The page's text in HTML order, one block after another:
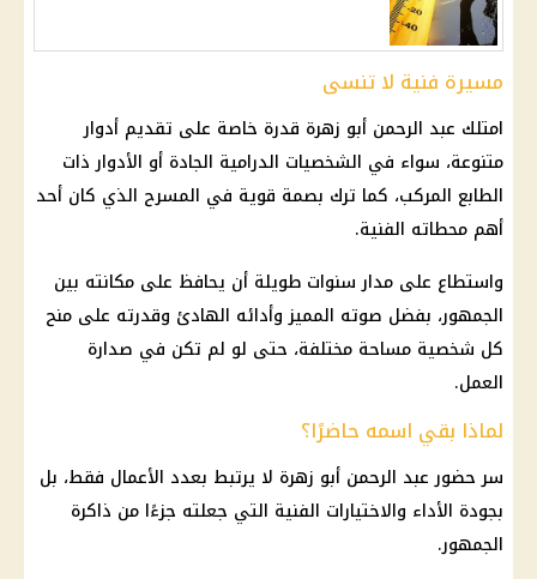
مسيرة فنية لا تنسى
امتلك عبد الرحمن أبو زهرة قدرة خاصة على تقديم أدوار
متنوعة، سواء في الشخصيات الدرامية الجادة أو الأدوار ذات
الطابع المركب، كما ترك بصمة قوية في المسرح الذي كان أحد
أهم محطاته الفنية.
واستطاع على مدار سنوات طويلة أن يحافظ على مكانته بين
الجمهور، بفضل صوته المميز وأدائه الهادئ وقدرته على منح
كل شخصية مساحة مختلفة، حتى لو لم تكن في صدارة
العمل.
لماذا بقي اسمه حاضرًا؟
سر حضور عبد الرحمن أبو زهرة لا يرتبط بعدد الأعمال فقط، بل
بجودة الأداء والاختيارات الفنية التي جعلته جزءًا من ذاكرة
الجمهور.